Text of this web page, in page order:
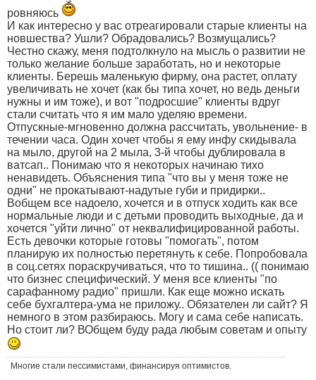
ровняюсь
И как интересно у вас отреагировали старые клиенты на
новшества? Ушли? Обрадовались? Возмущались?
Честно скажу, меня подтолкнуло на мысль о развитии не
только желание больше заработать, но и некоторые
клиенты. Берешь маленькую фирму, она растет, оплату
увеличивать не хочет (как бы типа хочет, но ведь деньги
нужны и им тоже), и вот "подросшие" клиенты вдруг
стали считать что я им мало уделяю времени.
Отпускные-мгновенно должна рассчитать, увольнение- в
течении часа. Один хочет чтобы я ему инфу скидывала
на мыло, другой на 2 мыла, 3-й чтобы дублировала в
ватсап.. Понимаю что я некоторых начинаю тихо
ненавидеть. Объяснения типа "что вы у меня тоже не
одни" не прокатывают-надутые губи и придирки..
Вобщем все надоело, хочется и в отпуск ходить как все
нормальные люди и с детьми проводить выходные, да и
хочется "уйти лично" от неквалифицированной работы.
Есть девочки которые готовы "помогать", потом
планирую их полностью перетянуть к себе. Попробовала
в соц.сетях пораскручиваться, что то тишина.. (( понимаю
что бизнес специфический. У меня все клиенты "по
сарафанному радио" пришли. Как еще можно искать
себе бухгалтера-ума не приложу.. Обязателен ли сайт? Я
немного в этом разбираюсь. Могу и сама себе написать.
Но стоит ли? ВОбщем буду рада любым советам и опыту
Многие стали пессимистами, финансируя оптимистов.